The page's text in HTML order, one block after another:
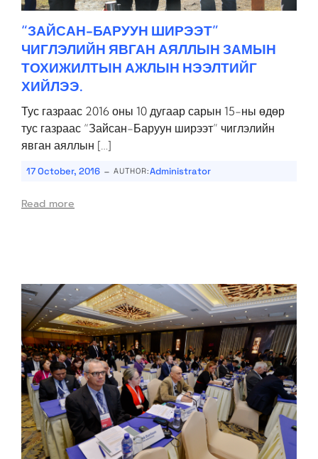
“ЗАЙСАН-БАРУУН ШИРЭЭТ”
ЧИГЛЭЛИЙН ЯВГАН АЯЛЛЫН ЗАМЫН
ТОХИЖИЛТЫН АЖЛЫН НЭЭЛТИЙГ
ХИЙЛЭЭ.
Тус газраас 2016 оны 10 дугаар сарын 15-ны өдөр
тус газраас “Зайсан-Баруун ширээт” чиглэлийн
явган аяллын […]
17 October, 2016 - AUTHOR:Administrator
Read more